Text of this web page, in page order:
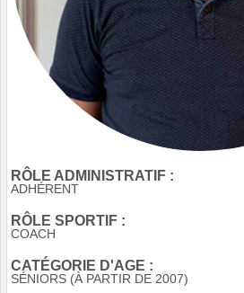
RÔLE ADMINISTRATIF :
ADHÉRENT
RÔLE SPORTIF :
COACH
CATÉGORIE D'AGE :
SÉNIORS (À PARTIR DE 2007)